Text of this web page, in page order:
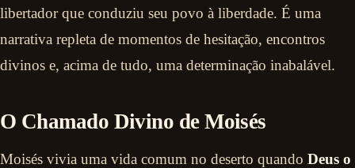
libertador que conduziu seu povo à liberdade. É uma
narrativa repleta de momentos de hesitação, encontros
divinos e, acima de tudo, uma determinação inabalável.
O Chamado Divino de Moisés
Moisés vivia uma vida comum no deserto quando Deus o